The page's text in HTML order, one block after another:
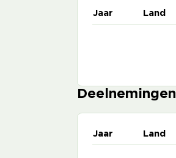
Jaar Land
Deelnemingen
Jaar Land